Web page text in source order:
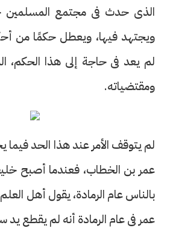
الذى حدث فى مجتمع المسلمين
ويجتهد فيها، ويعطل حكمًا من
لم يعد فى حاجة إلى هذا الحكم،
ومقتضياته.
لم يتوقف الأمر عند هذا الحد فيما
عمر بن الخطاب، فعندما أصبح
بالناس عام الرمادة، يقول أهل
عمر فى عام الرمادة أنه لم يقطع يد